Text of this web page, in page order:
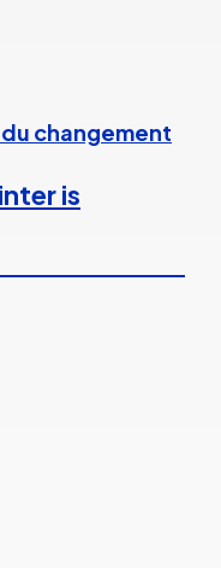
changement
is